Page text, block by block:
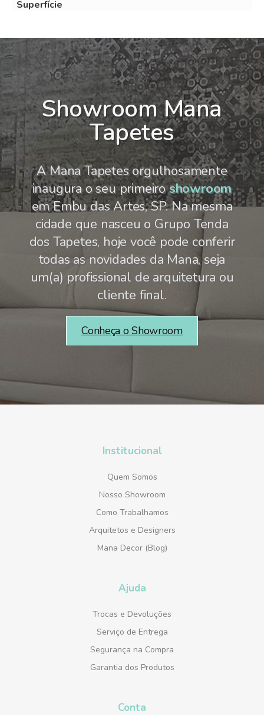
Superfície
Showroom Mana
Tapetes
A Mana Tapetes orgulhosamente
inaugura o seu primeiroshowroom
em Embu das Artes, SP. Na mesma
cidade que nasceu o Grupo Tenda
dos Tapetes, hoje você pode conferir
todas as novidades da Mana, seja
um(a) profissional de arquitetura ou
cliente final.
Conheça o Showroom
Institucional
Quem Somos
Nosso Showroom
Como Trabalhamos
Arquitetos e Designers
Mana Decor (Blog)
Ajuda
Trocas e Devoluções
Serviço de Entrega
Segurança na Compra
Garantia dos Produtos
Conta